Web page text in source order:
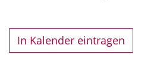
In Kalender eintragen